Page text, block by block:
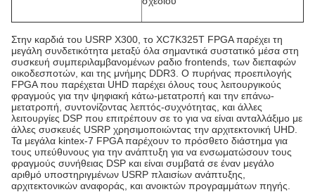
Στην καρδιά του USRP X300, το XC7K325T FPGA παρέχει τη
μεγάλη συνδετικότητα μεταξύ όλα σημαντικά συστατικό μέσα στη
συσκευή συμπεριλαμβανομένων ραδιο frontends, των διεπαφών
οικοδεσποτών, και της μνήμης DDR3. Ο πυρήνας προεπιλογής
FPGA που παρέχεται UHD παρέχει όλους τους λειτουργικούς
φραγμούς για την ψηφιακή κάτω-μετατροπή και την επάνω-
μετατροπή, συντονίζοντας λεπτός-συχνότητας, και άλλες
λειτουργίες DSP που επιτρέπουν σε το για να είναι ανταλλάξιμο με
άλλες συσκευές USRP χρησιμοποιώντας την αρχιτεκτονική UHD.
Τα μεγάλα kintex-7 FPGA παρέχουν το πρόσθετο διάστημα για
τους υπεύθυνους για την ανάπτυξη για να ενσωματώσουν τους
φραγμούς συνήθειας DSP και είναι συμβατά σε έναν μεγάλο
αριθμό υποστηριγμένων USRP πλαισίων ανάπτυξης,
αρχιτεκτονικών αναφοράς, και ανοικτών προγραμμάτων πηγής.